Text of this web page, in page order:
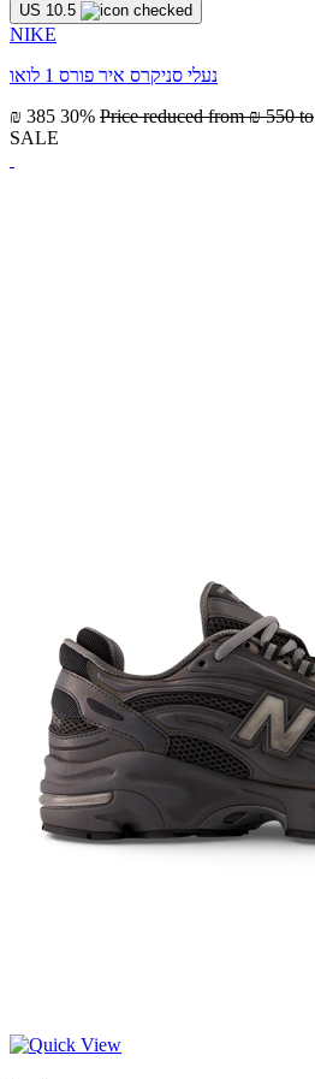
US 10.5
NIKE
נעלי סניקרס איר פורס 1 לואו
₪ 385 30% Price reduced from₪ 550 to
SALE